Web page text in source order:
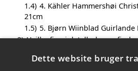
1.4) 4. Kähler Hammershøi
21cm
1.5) 5. Bjørn Wiinblad Guirlande
2) Hvilke fine juletallerkener
Køb dine juletallerkner online
Dette website bruger